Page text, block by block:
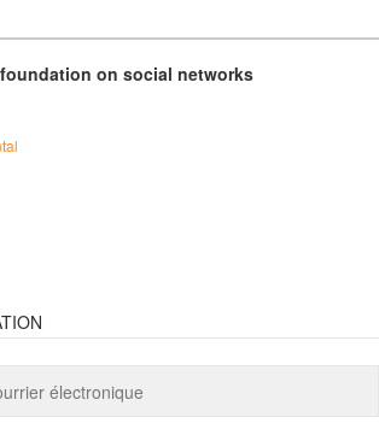
on social networks